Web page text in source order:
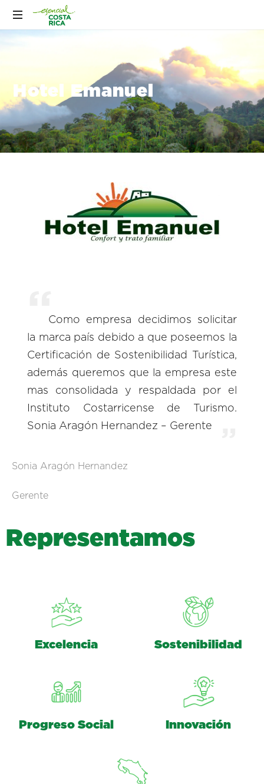
Hotel Emanuel
Como empresa decidimos solicitar
la marca país debido a que poseemos la
Certificación de Sostenibilidad Turística,
además queremos que la empresa este
mas consolidada y respaldada por el
Instituto Costarricense de Turismo.
Sonia Aragón Hernandez – Gerente
Sonia Aragón Hernandez
Gerente
Representamos
Excelencia Sostenibilidad
Progreso Social Innovación